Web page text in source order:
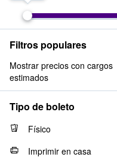
Filtros populares
Mostrar precios con cargos
estimados
Tipo de boleto
Físico
Imprimir en casa